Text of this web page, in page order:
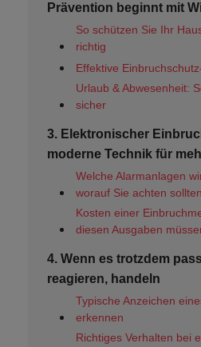
Prävention beginnt mit
So schützen Sie Ihr
richtig
Effektive
Urlaub & Abwesenheit:
sicher
3. Elektronischer
moderne Technik für
Welche Alarmanlagen
worauf Sie achten sollten
Kosten einer
diesen Ausgaben
4. Wenn es trotzdem
reagieren, handeln
Typische Anzeichen
erkennen
Richtiges Verhalten bei